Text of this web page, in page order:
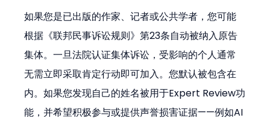
如果您是已出版的作家、记者或公共学者，您可能
根据《联邦民事诉讼规则》第23条自动被纳入原告
集体。一旦法院认证集体诉讼，受影响的个人通常
无需立即采取肯定行动即可加入。您默认被包含在
内。如果您发现自己的姓名被用于Expert Review功
能，并希望积极参与或提供声誉损害证据——例如AI